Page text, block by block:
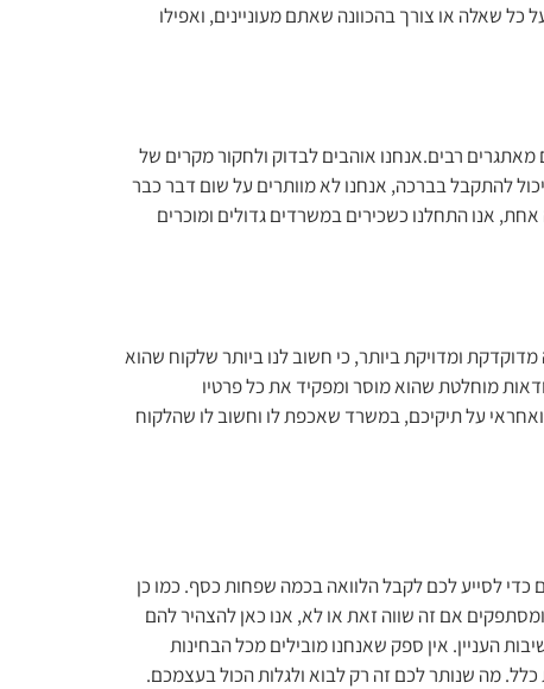
כל שאלה או צורך בהכוונה שאתם מעוניינים, ואפילו
מאתגרים רבים.אנחנו אוהבים לבדוק ולחקור מקרים של
להתקבל בברכה, אנחנו לא מוותרים על שום דבר כבר
אחת, אנו התחלנו כשכירים במשרדים גדולים ומוכרים
ומדויקת ביותר, כי חשוב לנו ביותר שלקוח שהוא
מוחלטת שהוא מוסר ומפקיד את כל פרטיו
על תיקיכם, במשרד שאכפת לו וחשוב לו שהלקוח
כדי לסייע לכם לקבל הלוואה בכמה שפחות כסף. כמו כן
אם זה שווה זאת או לא, אנו כאן להצהיר להם
העניין. אין ספק שאנחנו מובילים מכל הבחינות
כלל. מה שנותר לכם זה רק לבוא ולגלות הכול בעצמכם.